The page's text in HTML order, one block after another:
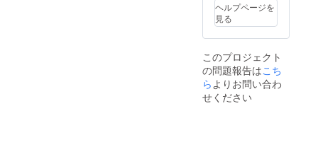
ヘルプページを
見る
このプロジェクト
の問題報告はこち
らよりお問い合わ
せください